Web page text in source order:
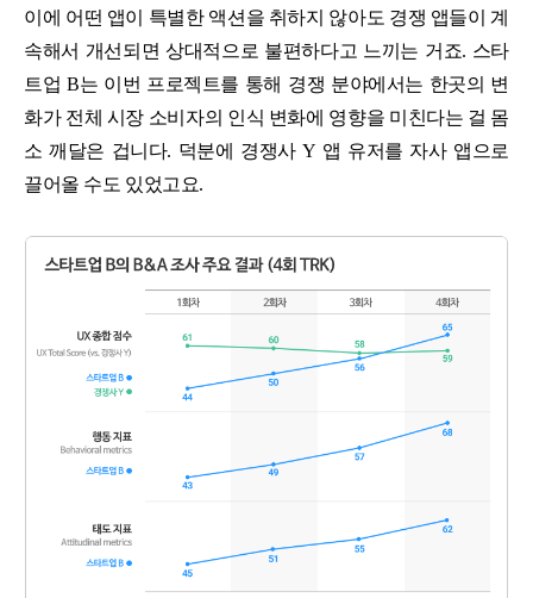
이에 어떤 앱이 특별한 액션을 취하지 않아도 경쟁 앱들이 계
속해서 개선되면 상대적으로 불편하다고 느끼는 거죠. 스타
트업 B는 이번 프로젝트를 통해 경쟁 분야에서는 한곳의 변
화가 전체 시장 소비자의 인식 변화에 영향을 미친다는 걸 몸
소 깨달은 겁니다. 덕분에 경쟁사 Y 앱 유저를 자사 앱으로
끌어올 수도 있었고요.